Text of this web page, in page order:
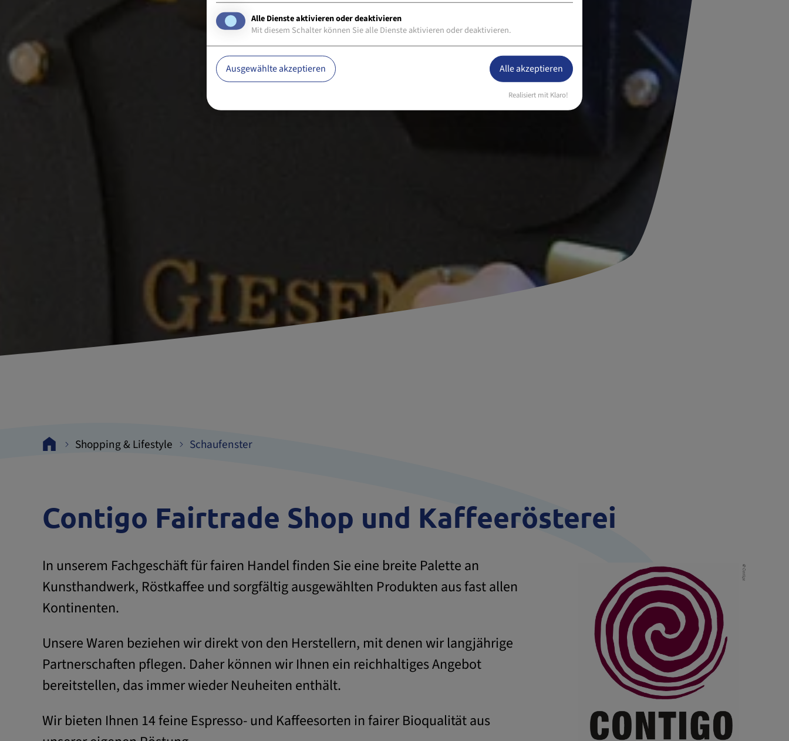
Schaufenster
Shopping & Lifestyle
Contigo Fairtrade Shop und Kaffeerösterei
In unserem Fachgeschäft für fairen Handel finden Sie eine breite Palette an
Kunsthandwerk, Röstkaffee und sorgfältig ausgewählten Produkten aus fast allen
Kontinenten.
Unsere Waren beziehen wir direkt von den Herstellern, mit denen wir langjährige
Partnerschaften pflegen. Daher können wir Ihnen ein reichhaltiges Angebot
bereitstellen, das immer wieder Neuheiten enthält.
Wir bieten Ihnen 14 feine Espresso- und Kaffeesorten in fairer Bioqualität aus
Alle Dienste aktivieren oder deaktivieren
Mit diesem Schalter können Sie alle Dienste aktivieren oder deaktivieren.
Ausgewählte akzeptieren Alle akzeptieren
Realisiert mit Klaro!